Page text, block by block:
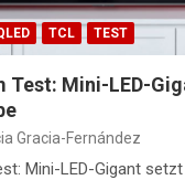
TCL TEST
Test: Mini-LED-
Gracia-Fernández
Mini-LED-Gigant